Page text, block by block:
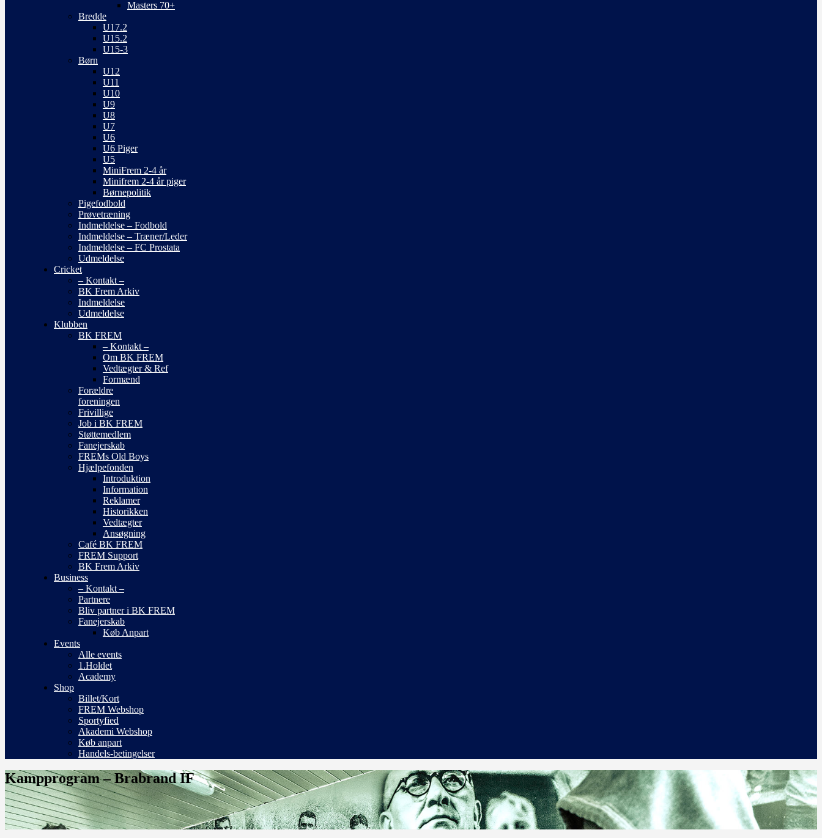
Masters 70+
Bredde
U17.2
U15.2
U15-3
Børn
U12
U11
U10
U9
U8
U7
U6
U6 Piger
U5
MiniFrem 2-4 år
Minifrem 2-4 år piger
Børnepolitik
Pigefodbold
Prøvetræning
Indmeldelse – Fodbold
Indmeldelse – Træner/Leder
Indmeldelse – FC Prostata
Udmeldelse
Cricket
– Kontakt –
BK Frem Arkiv
Indmeldelse
Udmeldelse
Klubben
BK FREM
– Kontakt –
Om BK FREM
Vedtægter & Ref
Formænd
Forældre
foreningen
Frivillige
Job i BK FREM
Støttemedlem
Fanejerskab
FREMs Old Boys
Hjælpefonden
Introduktion
Information
Reklamer
Historikken
Vedtægter
Ansøgning
Café BK FREM
FREM Support
BK Frem Arkiv
Business
– Kontakt –
Partnere
Bliv partner i BK FREM
Fanejerskab
Køb Anpart
Events
Alle events
1.Holdet
Academy
Shop
Billet/Kort
FREM Webshop
Sportyfied
Akademi Webshop
Køb anpart
Handels-betingelser
Kampprogram – Brabrand IF